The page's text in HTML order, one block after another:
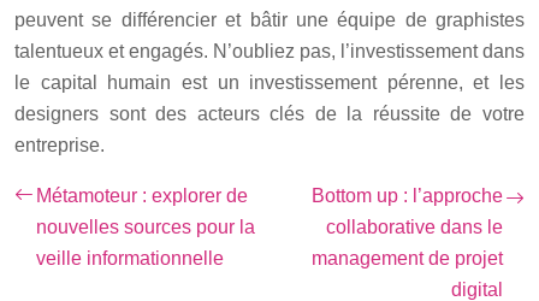
peuvent se différencier et bâtir une équipe de graphistes
talentueux et engagés. N’oubliez pas, l’investissement dans
le capital humain est un investissement pérenne, et les
designers sont des acteurs clés de la réussite de votre
entreprise.
Métamoteur : explorer de
nouvelles sources pour la
veille informationnelle
Bottom up : l’approche
collaborative dans le
management de projet
digital